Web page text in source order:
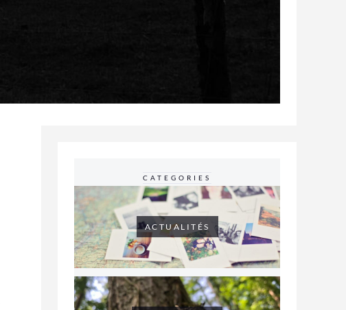
CATEGORIES
ACTUALITÉS